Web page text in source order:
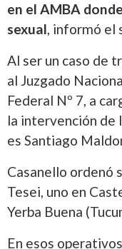
en el AMBA
sexual, informó el
Al ser un caso de
al Juzgado
Federal Nº 7, a
la intervención de
es Santiago
Casanello ordenó
Tesei, uno en
Yerba Buena
En esos